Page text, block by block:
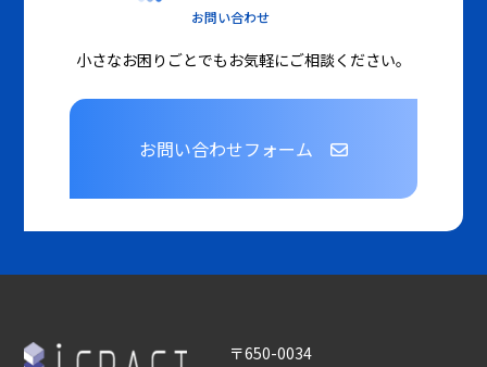
お問い合わせ
小さなお困りごとでもお気軽にご相談ください。
お問い合わせフォーム
〒650-0034